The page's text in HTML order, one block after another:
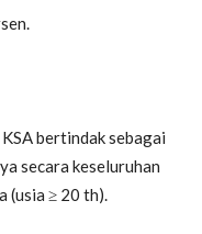
bertindak sebagai
secara keseluruhan
(usia ≥ 20 th).